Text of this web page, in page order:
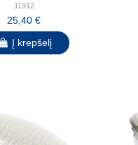
11912
25,40 €
Į krepšelį